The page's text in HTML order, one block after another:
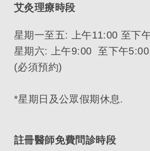
艾灸理療時段
星期一至五: 上午11:00 至下
星期六: 上午9:00 至下午
(必須預約)
*星期日及公眾假期休息.
註冊醫師免費問診時段